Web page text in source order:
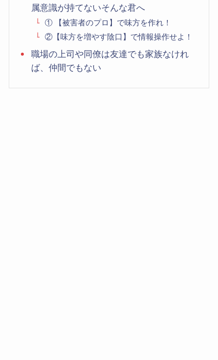
属意識が持てないそんな君へ
① 【被害者のプロ】で味方を作れ！
②【味方を増やす陰口】で情報操作せよ！
職場の上司や同僚は友達でも家族なけれ
ば、仲間でもない